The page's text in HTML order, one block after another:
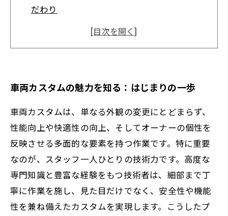
だわり
見た目以上の価値を求めて：性能と快適性の
車屋現場で培われる確かな技術の重要性
スタッフの技術力で変わる車両カスタムの未
来像
車両カスタムの魅力を知る：はじまりの一歩
車両カスタムは、単なる外観の変更にとどまらず、
性能向上や快適性の向上、そしてオーナーの個性を
反映させる多面的な要素を持つ作業です。特に重要
なのが、スタッフ一人ひとりの技術力です。高度な
専門知識と豊富な経験をもつ技術者は、細部まで丁
寧に作業を施し、見た目だけでなく、安全性や機能
性を兼ね備えたカスタムを実現します。こうしたプ